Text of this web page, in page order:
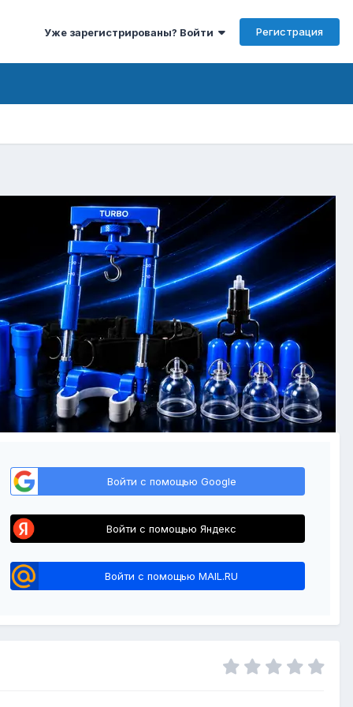
Уже зарегистрированы? Войти Регистрация
Войти с помощью Google
Войти с помощью Яндекс
Войти с помощью MAIL.RU